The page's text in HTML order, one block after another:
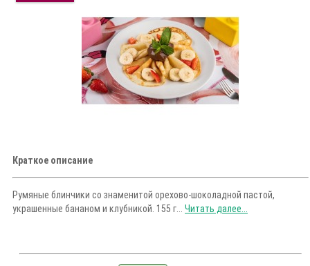
Краткое описание
Румяные блинчики со знаменитой орехово-шоколадной пастой,
украшенные бананом и клубникой. 155 г... Читать далее...